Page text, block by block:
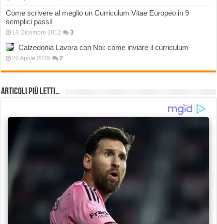
Come scrivere al meglio un Curriculum Vitae Europeo in 9
semplici passi!
13 Dicembre 2012 3
Calzedonia Lavora con Noi: come inviare il curriculum
20 Aprile 2015 2
Articoli più Letti…